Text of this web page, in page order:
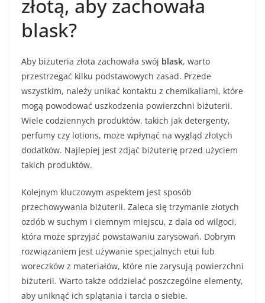
złotą, aby zachowała
blask?
Aby biżuteria złota zachowała swój blask, warto
przestrzegać kilku podstawowych zasad. Przede
wszystkim, należy unikać kontaktu z chemikaliami, które
mogą powodować uszkodzenia powierzchni biżuterii.
Wiele codziennych produktów, takich jak detergenty,
perfumy czy lotions, może wpłynąć na wygląd złotych
dodatków. Najlepiej jest zdjąć biżuterię przed użyciem
takich produktów.
Kolejnym kluczowym aspektem jest sposób
przechowywania biżuterii. Zaleca się trzymanie złotych
ozdób w suchym i ciemnym miejscu, z dala od wilgoci,
która może sprzyjać powstawaniu zarysowań. Dobrym
rozwiązaniem jest używanie specjalnych etui lub
woreczków z materiałów, które nie zarysują powierzchni
biżuterii. Warto także oddzielać poszczególne elementy,
aby uniknąć ich splątania i tarcia o siebie.